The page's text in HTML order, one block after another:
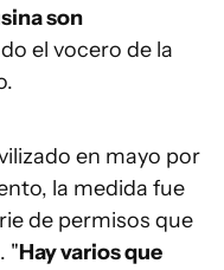
son
el vocero de la
en mayo por
la medida fue
de permisos que
"Hay varios que